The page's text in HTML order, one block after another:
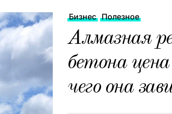
Бизнес Полезное
Алмазная
бетона
чего она